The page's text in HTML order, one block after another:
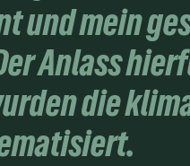
und mein
Anlass
die